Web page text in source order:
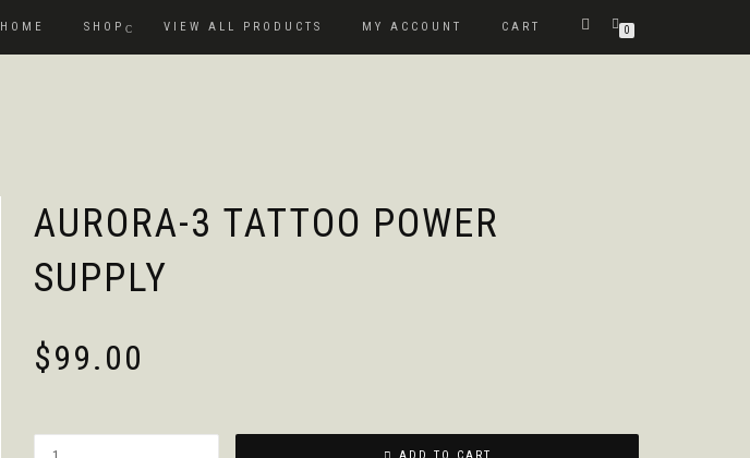
HOME SHOP VIEW ALL PRODUCTS MY ACCOUNT CART 0
AURORA-3 TATTOO POWER
SUPPLY
$99.00